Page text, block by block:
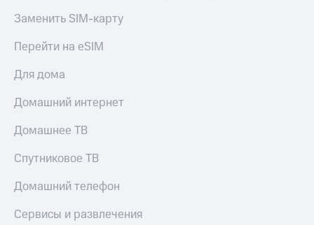
Заменить SIM-карту
Перейти на eSIM
Для дома
Домашний интернет
Домашнее ТВ
Спутниковое ТВ
Домашний телефон
Сервисы и развлечения